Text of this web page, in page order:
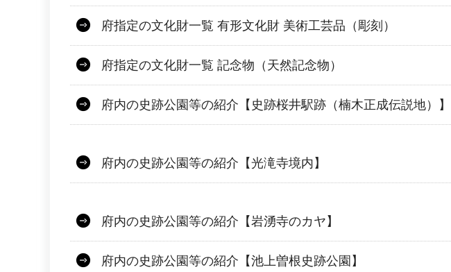
府指定の文化財一覧 有形文化財 美術工芸品（彫刻）
府指定の文化財一覧 記念物（天然記念物）
府内の史跡公園等の紹介【史跡桜井駅跡（楠木正成伝説地）】
府内の史跡公園等の紹介【光滝寺境内】
府内の史跡公園等の紹介【岩湧寺のカヤ】
府内の史跡公園等の紹介【池上曽根史跡公園】